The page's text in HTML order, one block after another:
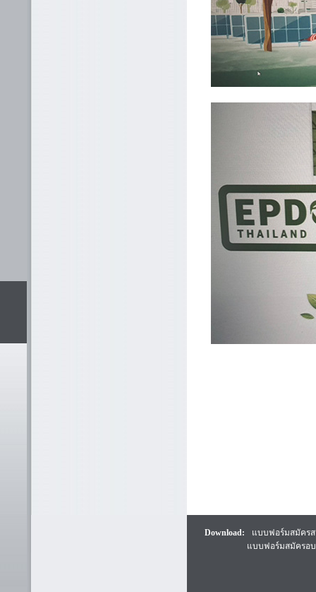
Download:
แบบฟอร์มสมัคร
แบบฟอร์มสมัครอบ